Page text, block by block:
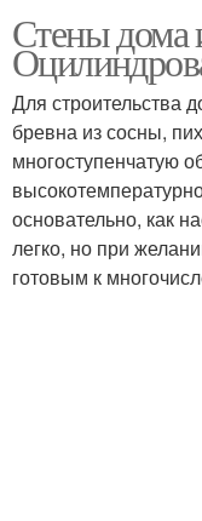
Стеновый
Стены дома
Для строительства
бревна из сосны,
многоступенчатую
основательно, как
легко, но при
готовым к